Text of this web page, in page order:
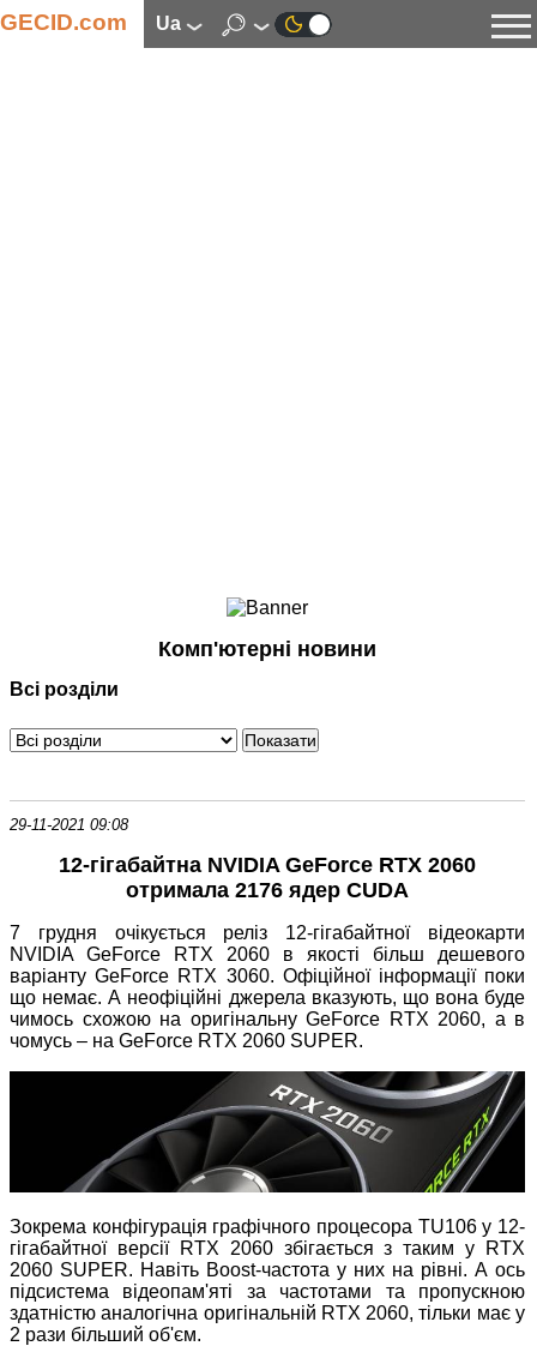
GECID.com ua
Смартфони
Периферія
Програмне забезпечення
Комп'ютерні новини
Всі розділи
29-11-2021 09:08
12-гігабайтна NVIDIA GeForce RTX 2060
отримала 2176 ядер CUDA
7 грудня очікується реліз 12-гігабайтної відеокарти
NVIDIA GeForce RTX 2060 в якості більш дешевого
варіанту GeForce RTX 3060. Офіційної інформації поки
що немає. А неофіційні джерела вказують, що вона буде
чимось схожою на оригінальну GeForce RTX 2060, а в
чомусь – на GeForce RTX 2060 SUPER.
Зокрема конфігурація графічного процесора TU106 у 12-
гігабайтної версії RTX 2060 збігається з таким у RTX
2060 SUPER. Навіть Boost-частота у них на рівні. А ось
підсистема відеопам'яті за частотами та пропускною
здатністю аналогічна оригінальній RTX 2060, тільки має у
2 рази більший об'єм.